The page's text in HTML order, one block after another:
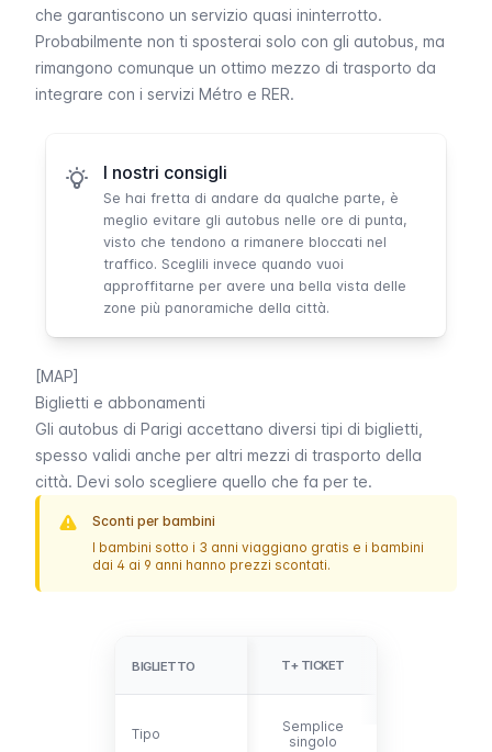
che garantiscono un servizio quasi ininterrotto.
Probabilmente non ti sposterai solo con gli autobus, ma
rimangono comunque un ottimo mezzo di trasporto da
integrare con i servizi Métro e RER.
I nostri consigli
Se hai fretta di andare da qualche parte, è
meglio evitare gli autobus nelle ore di punta,
visto che tendono a rimanere bloccati nel
traffico. Sceglili invece quando vuoi
approffitarne per avere una bella vista delle
zone più panoramiche della città.
[MAP]
Biglietti e abbonamenti
Gli autobus di Parigi accettano diversi tipi di biglietti,
spesso validi anche per altri mezzi di trasporto della
città. Devi solo scegliere quello che fa per te.
Sconti per bambini
I bambini sotto i 3 anni viaggiano gratis e i bambini
dai 4 ai 9 anni hanno prezzi scontati.
BIGLIETTO
Tipo
BIGLIETTO T+ TICKET
Tipo
Semplice
singolo